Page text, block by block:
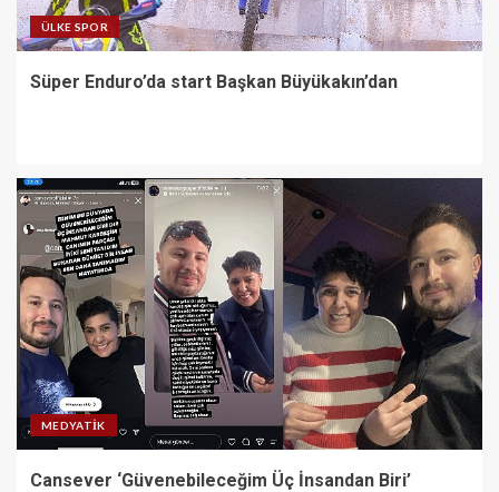
ÜLKE SPOR
Süper Enduro’da start Başkan Büyükakın’dan
MEDYATIK
Cansever ‘Güvenebileceğim Üç İnsandan Biri’